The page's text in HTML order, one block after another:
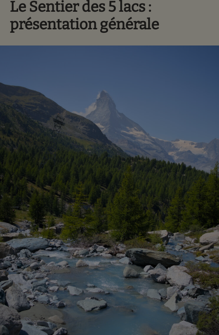
Le Sentier des 5 lacs :
présentation générale